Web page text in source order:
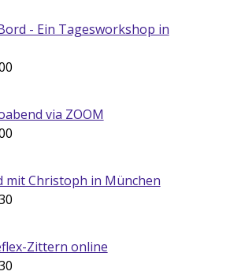
- Ein Tagesworkshop in
via ZOOM
mit Christoph in München
Zittern online